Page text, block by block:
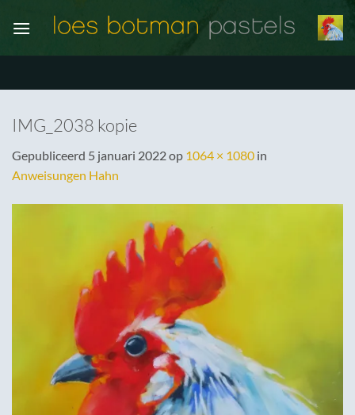
naar
IMG_2038 kopie
Gepubliceerd 5 januari 2022op 1064 × 1080 in
Anweisungen Hahn